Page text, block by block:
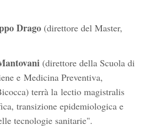
Drago(direttore del Master,
(direttore della Scuola di
e Medicina Preventiva,
terrà la lectio magistralis
transizione epidemiologica e
tecnologie sanitarie".